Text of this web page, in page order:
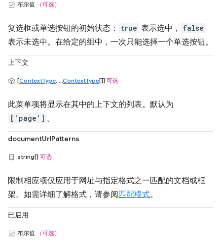
布尔值 （可选）
复选框或单选按钮的初始状态： true 表示选中， false
表示未选中。在给定的组中，一次只能选择一个单选按钮。
上下文
[ContextType, ...ContextType[]] 可选
此菜单项将显示在其中的上下文的列表。默认为
['page'] 。
documentUrlPatterns
string[] 可选
限制相应项仅应用于网址与指定格式之一匹配的文档或框
架。如需详细了解格式，请参阅匹配模式。
已启用
布尔值 （可选）